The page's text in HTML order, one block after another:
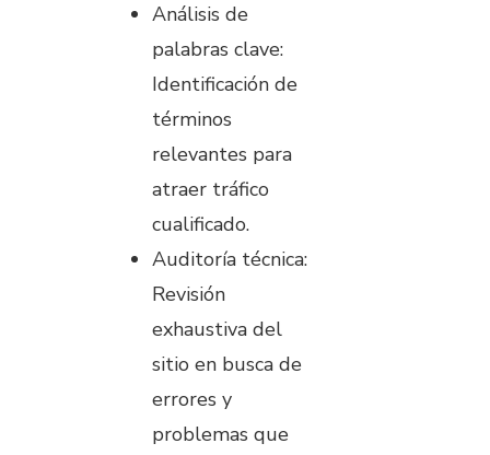
Análisis de
palabras clave:
Identificación de
términos
relevantes para
atraer tráfico
cualificado.
Auditoría técnica:
Revisión
exhaustiva del
sitio en busca de
errores y
problemas que